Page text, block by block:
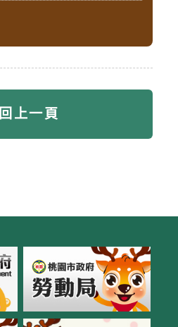
回上一頁